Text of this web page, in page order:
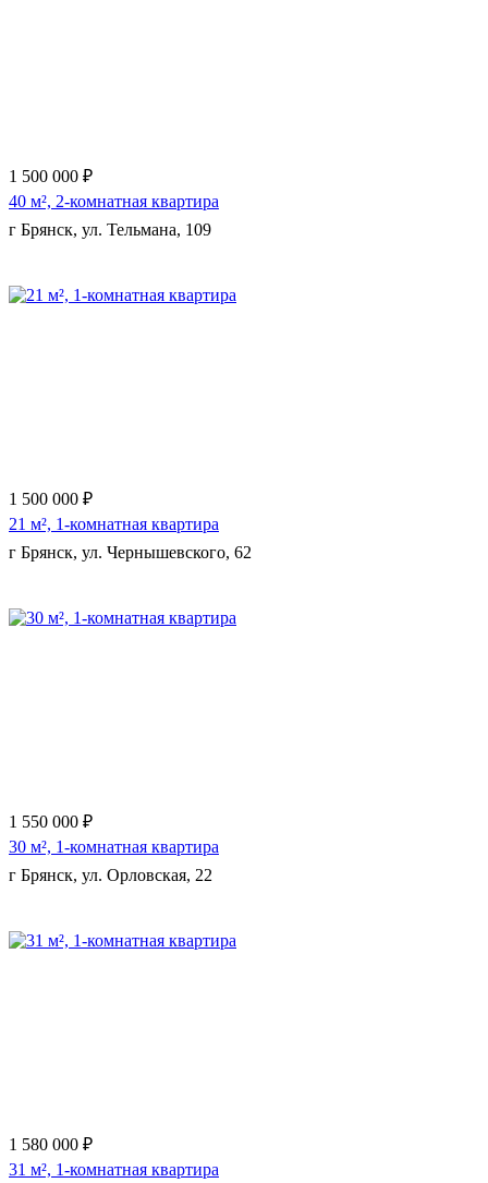
1 500 000 ₽
40 м², 2-комнатная квартира
г Брянск, ул. Тельмана, 109
1 500 000 ₽
21 м², 1-комнатная квартира
г Брянск, ул. Чернышевского, 62
1 550 000 ₽
30 м², 1-комнатная квартира
г Брянск, ул. Орловская, 22
1 580 000 ₽
31 м², 1-комнатная квартира